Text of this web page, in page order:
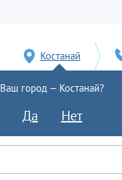
Костанай
Ваш город — Костанай?
Да Нет
ДОКУМЕНТЫ